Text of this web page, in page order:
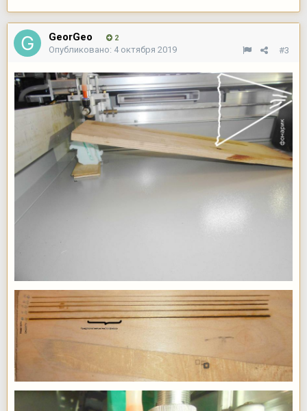
GeorGeo 2
#3
Опубликовано: 4 октября 2019